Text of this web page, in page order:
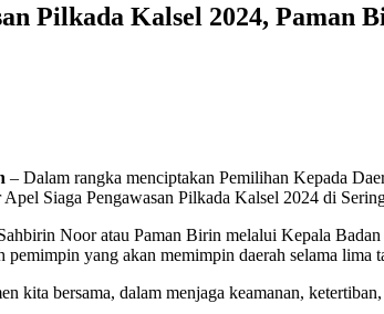
Pilkada Kalsel 2024,
– Dalam rangka menciptakan Pemilihan Kepada
Siaga Pengawasan Pilkada Kalsel 2024 di
Noor atau Paman Birin melalui Kepala
yang akan memimpin daerah selama lima
kita bersama, dalam menjaga keamanan,